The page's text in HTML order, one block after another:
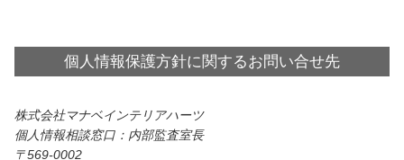
個人情報保護方針に関するお問い合せ先
株式会社マナベインテリアハーツ
個人情報相談窓口：内部監査室長
569-0002